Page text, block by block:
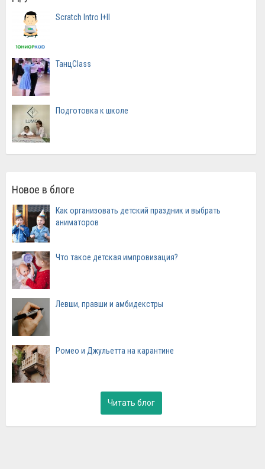
Scratch Intro I+II
ТанцClass
Подготовка к школе
Новое в блоге
Как организовать детский праздник и выбрать
аниматоров
Что такое детская импровизация?
Левши, правши и амбидекстры
Ромео и Джульетта на карантине
Читать блог